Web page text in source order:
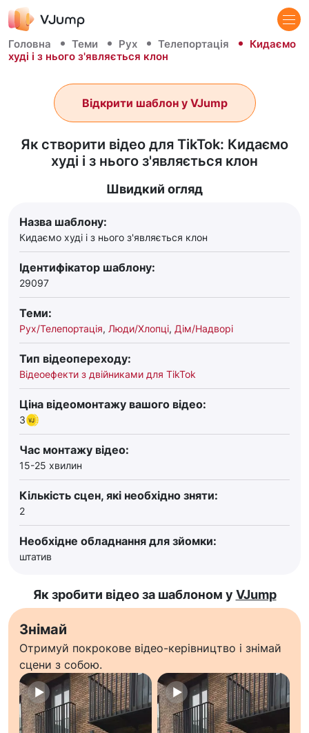
Головна Теми Рух Телепортація
Кидаємо
худі і з нього з'являється клон
Як створити відео для TikTok: Кидаємо
худі і з нього з'являється клон
Відкрити шаблон у VJump
Швидкий огляд
Назва шаблону:
Кидаємо худі і з нього з'являється клон
Ідентифікатор шаблону:
29097
Теми:
Рух/Телепортація, Люди/Хлопці, Дім/Надворі
Тип відеопереходу:
Відеоефекти з двійниками для TikTok
Ціна відеомонтажу вашого відео:
3
Час монтажу відео:
15-25 хвилин
Кількість сцен, які необхідно зняти:
2
Необхідне обладнання для зйомки:
штатив
Як зробити відео за шаблоном у VJump
Знімай
Отримуй покрокове відео-керівництво і знімай
сцени з собою.